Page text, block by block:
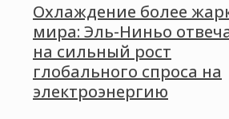
Охлаждение более
мира: Эль-Ниньо
на сильный рост
глобального спроса на
электроэнергию